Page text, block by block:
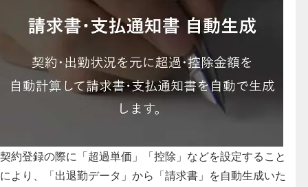
契約登録の際に「超過単価」「控除」などを設定すること
により、
「出退勤データ」から「請求書」を自動生成いた